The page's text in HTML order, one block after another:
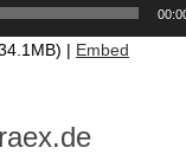
| Embed